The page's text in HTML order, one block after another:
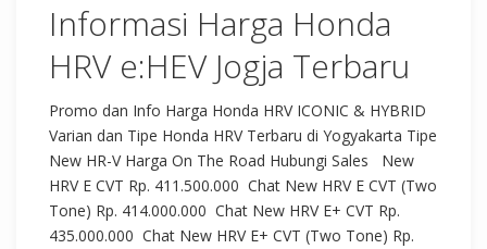
Informasi Harga Honda
HRV e:HEV Jogja Terbaru
Promo dan Info Harga Honda HRV ICONIC & HYBRID
Varian dan Tipe Honda HRV Terbaru di Yogyakarta Tipe
New HR-V Harga On The Road Hubungi Sales New
HRV E CVT Rp. 411.500.000 Chat New HRV E CVT (Two
Tone) Rp. 414.000.000 Chat New HRV E+ CVT Rp.
435.000.000 Chat New HRV E+ CVT (Two Tone) Rp.